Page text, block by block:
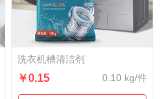
洗衣机槽清洁剂
￥0.15 0.10 kg/件